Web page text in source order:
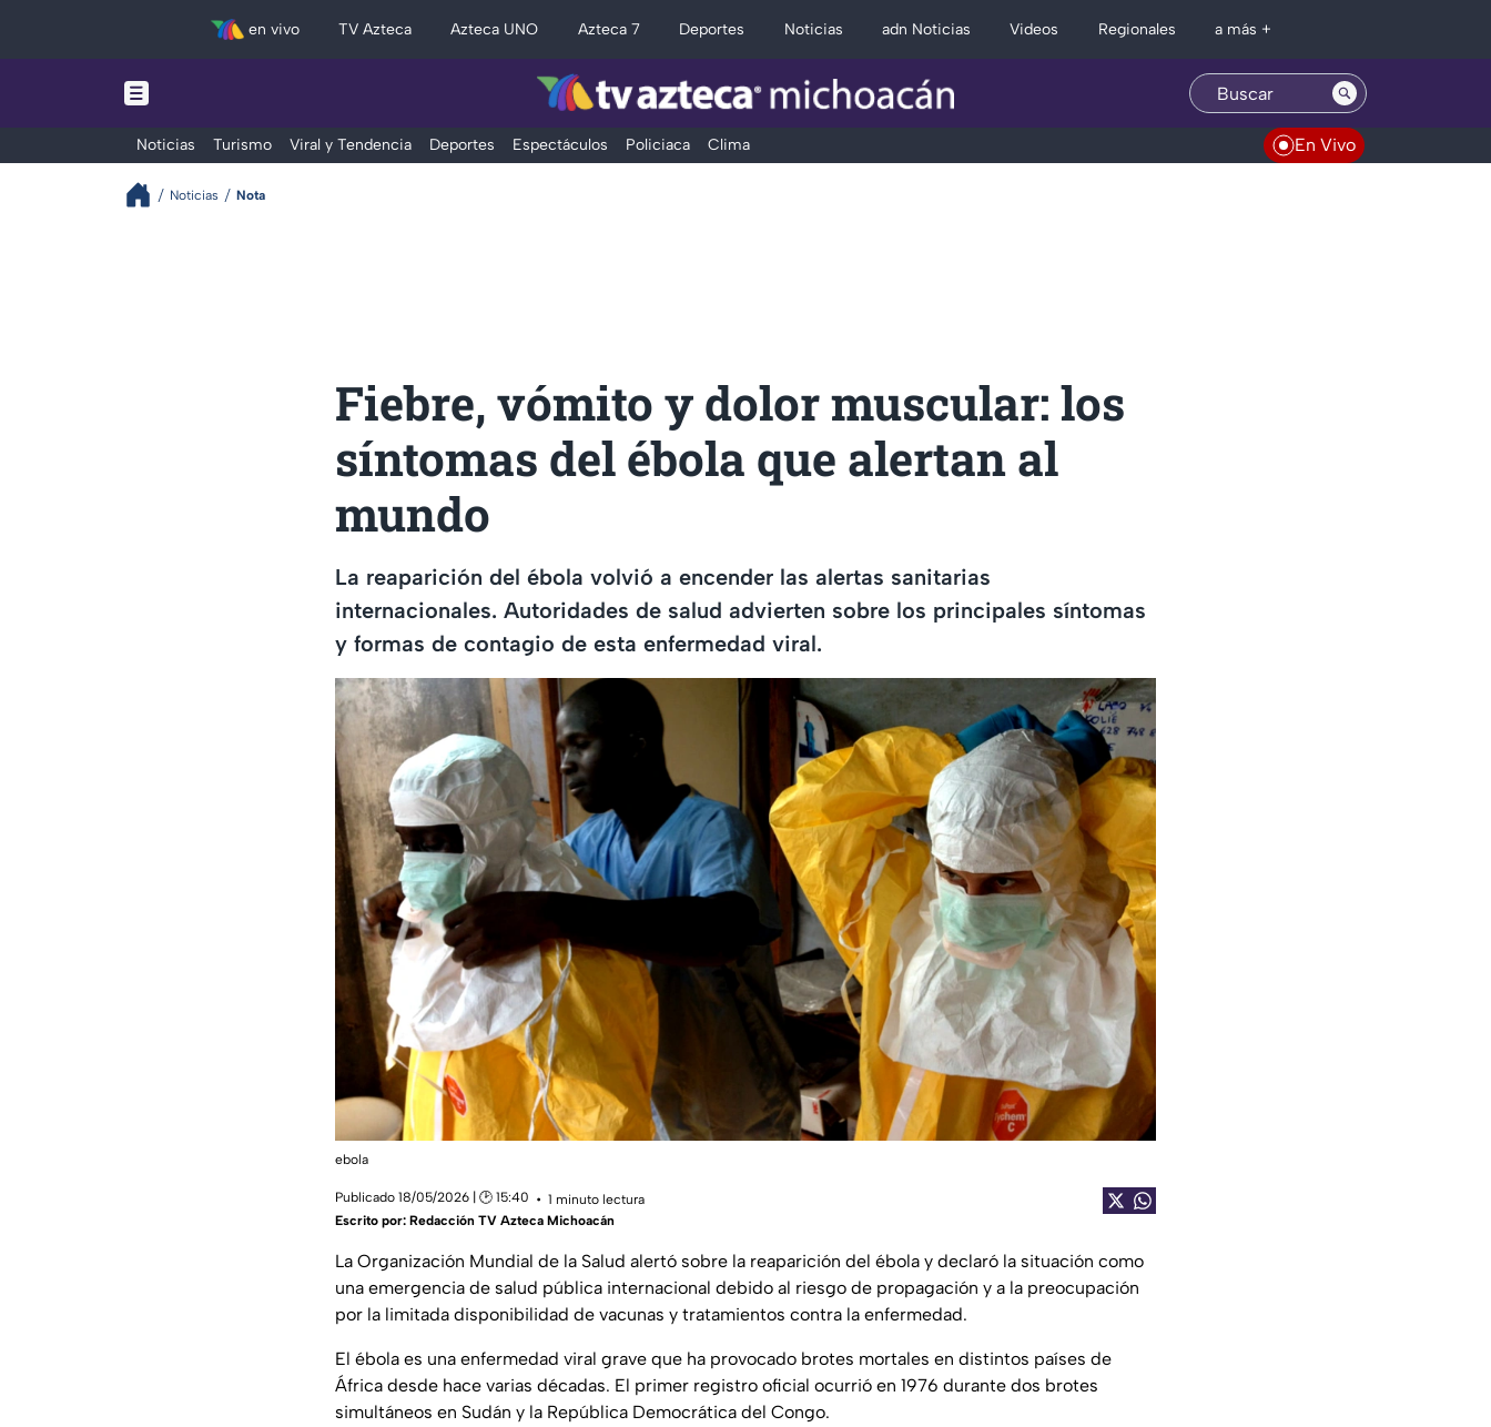
en vivo TV Azteca Azteca UNO Azteca 7 Deportes Noticias adn Noticias Videos Regionales a más +
Noticias Turismo Viral y Tendencia Deportes Espectáculos Policiaca Clima En Vivo
Noticias Nota
Fiebre, vómito y dolor muscular: los
síntomas del ébola que alertan al
mundo
La reaparición del ébola volvió a encender las alertas sanitarias
internacionales. Autoridades de salud advierten sobre los principales síntomas
y formas de contagio de esta enfermedad viral.
ebola
Publicado 18/05/2026 | 🕑 15:40
1 minuto lectura
Escrito por: Redacción TV Azteca Michoacán
La Organización Mundial de la Salud alertó sobre la reaparición del ébola y declaró la situación como
una emergencia de salud pública internacional debido al riesgo de propagación y a la preocupación
por la limitada disponibilidad de vacunas y tratamientos contra la enfermedad.
El ébola es una enfermedad viral grave que ha provocado brotes mortales en distintos países de
África desde hace varias décadas. El primer registro oficial ocurrió en 1976 durante dos brotes
simultáneos en Sudán y la República Democrática del Congo.